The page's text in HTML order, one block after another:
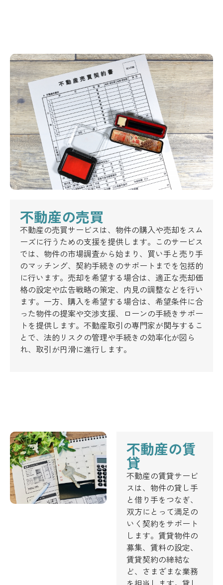
不動産の売買
不動産の売買サービスは、物件の購入や売却をスム
ーズに行うための支援を提供します。このサービス
では、物件の市場調査から始まり、買い手と売り手
のマッチング、契約手続きのサポートまでを包括的
に行います。売却を希望する場合は、適正な売却価
格の設定や広告戦略の策定、内見の調整などを行い
ます。一方、購入を希望する場合は、希望条件に合
った物件の提案や交渉支援、ローンの手続きサポー
トを提供します。不動産取引の専門家が関与するこ
とで、法的リスクの管理や手続きの効率化が図ら
れ、取引が円滑に進行します。
不動産の賃
貸
不動産の賃貸サービ
スは、物件の貸し手
と借り手をつなぎ、
双方にとって満足の
いく契約をサポート
します。賃貸物件の
募集、賃料の設定、
賃貸契約の締結な
ど、さまざまな業務